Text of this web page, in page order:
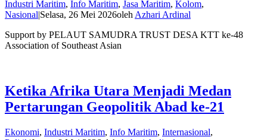
Industri Maritim, Info Maritim, Jasa Maritim, Kolom,
Nasional|Selasa, 26 Mei 2026oleh Azhari Ardinal
Support by PELAUT SAMUDRA TRUST DESA KTT ke-48
Association of Southeast Asian
Ketika Afrika Utara Menjadi Medan
Pertarungan Geopolitik Abad ke-21
Ekonomi, Industri Maritim, Info Maritim, Internasional,